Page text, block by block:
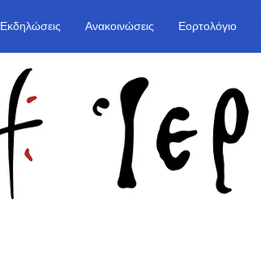
Εκδηλώσεις Ανακοινώσεις Εορτολόγιο